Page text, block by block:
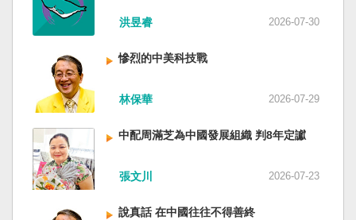
洪昱睿 2026-07-30
慘烈的中美科技戰
林保華 2026-07-29
中配周滿芝為中國發展組織 判8年定讞
張文川 2026-07-23
說真話 在中國往往不得善終